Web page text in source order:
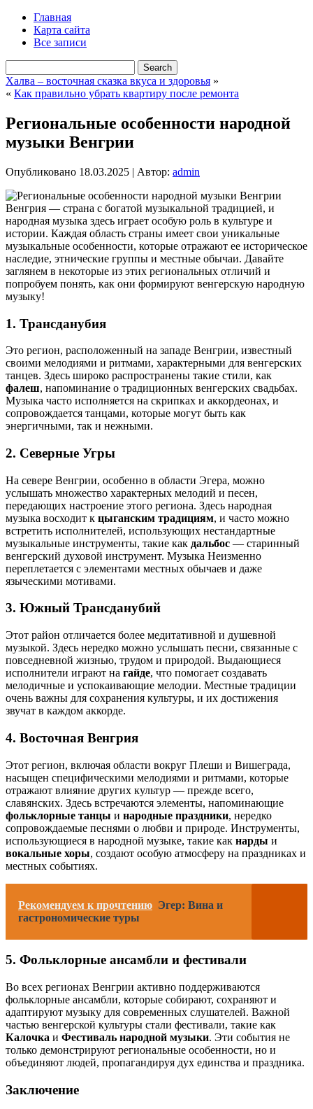
Главная
Карта сайта
Все записи
Халва – восточная сказка вкуса и здоровья »
« Как правильно убрать квартиру после ремонта
Региональные особенности народной
музыки Венгрии
Опубликовано 18.03.2025 | Автор: admin
Венгрия — страна с богатой музыкальной традицией, и
народная музыка здесь играет особую роль в культуре и
истории. Каждая область страны имеет свои уникальные
музыкальные особенности, которые отражают ее историческое
наследие, этнические группы и местные обычаи. Давайте
заглянем в некоторые из этих региональных отличий и
попробуем понять, как они формируют венгерскую народную
музыку!
1. Трансданубия
Это регион, расположенный на западе Венгрии, известный
своими мелодиями и ритмами, характерными для венгерских
танцев. Здесь широко распространены такие стили, как
фалеш, напоминание о традиционных венгерских свадьбах.
Музыка часто исполняется на скрипках и аккордеонах, и
сопровождается танцами, которые могут быть как
энергичными, так и нежными.
2. Северные Угры
На севере Венгрии, особенно в области Эгера, можно
услышать множество характерных мелодий и песен,
передающих настроение этого региона. Здесь народная
музыка восходит к цыганским традициям, и часто можно
встретить исполнителей, использующих нестандартные
музыкальные инструменты, такие как дальбос — старинный
венгерский духовой инструмент. Музыка Неизменно
переплетается с элементами местных обычаев и даже
языческими мотивами.
3. Южный Трансданубий
Этот район отличается более медитативной и душевной
музыкой. Здесь нередко можно услышать песни, связанные с
повседневной жизнью, трудом и природой. Выдающиеся
исполнители играют на гайде, что помогает создавать
мелодичные и успокаивающие мелодии. Местные традиции
очень важны для сохранения культуры, и их достижения
звучат в каждом аккорде.
4. Восточная Венгрия
Этот регион, включая области вокруг Плеши и Вишеграда,
насыщен специфическими мелодиями и ритмами, которые
отражают влияние других культур — прежде всего,
славянских. Здесь встречаются элементы, напоминающие
фольклорные танцы и народные праздники, нередко
сопровождаемые песнями о любви и природе. Инструменты,
использующиеся в народной музыке, такие как нарды и
вокальные хоры, создают особую атмосферу на праздниках и
местных событиях.
Рекомендуем к прочтению Эгер: Вина и
гастрономические туры
5. Фольклорные ансамбли и фестивали
Во всех регионах Венгрии активно поддерживаются
фольклорные ансамбли, которые собирают, сохраняют и
адаптируют музыку для современных слушателей. Важной
частью венгерской культуры стали фестивали, такие как
Калочка и Фестиваль народной музыки. Эти события не
только демонстрируют региональные особенности, но и
объединяют людей, пропагандируя дух единства и праздника.
Заключение